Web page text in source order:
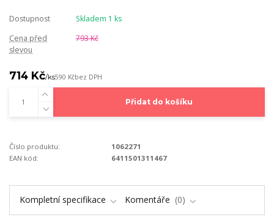
Dostupnost
Skladem 1 ks
Cena před
slevou
793 Kč
714 Kč/ks590 Kčbez DPH
Přidat do košíku
Číslo produktu:
1062271
EAN kód:
6411501311467
Kompletní specifikace Komentáře 0